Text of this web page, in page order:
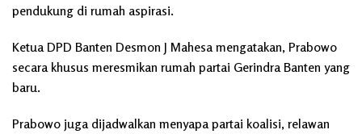
pendukung di rumah aspirasi.
Ketua DPD Banten Desmon J Mahesa mengatakan, Prabowo
secara khusus meresmikan rumah partai Gerindra Banten yang
baru.
Prabowo juga dijadwalkan menyapa partai koalisi, relawan